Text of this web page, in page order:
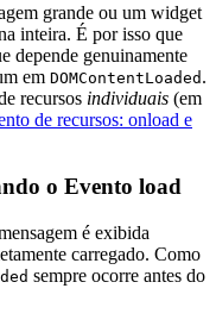
grande ou um widget
inteira. É por isso que
depende genuinamente
em DOMContentLoaded .
recursos individuais (em
de recursos: onload e
o Evento load
é exibida
carregado. Como
sempre ocorre antes do